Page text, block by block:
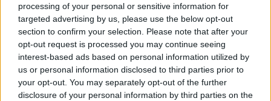
processing of your personal or sensitive information for
targeted advertising by us, please use the below opt-out
section to confirm your selection. Please note that after your
opt-out request is processed you may continue seeing
interest-based ads based on personal information utilized by
us or personal information disclosed to third parties prior to
your opt-out. You may separately opt-out of the further
disclosure of your personal information by third parties on the
”God chans att bli ny favorit”
Utbudet av terrängdugliga kombibilar har krympt men fylls
nu på av eldrivna Toyota bZ4X Touring. Vi provkör.